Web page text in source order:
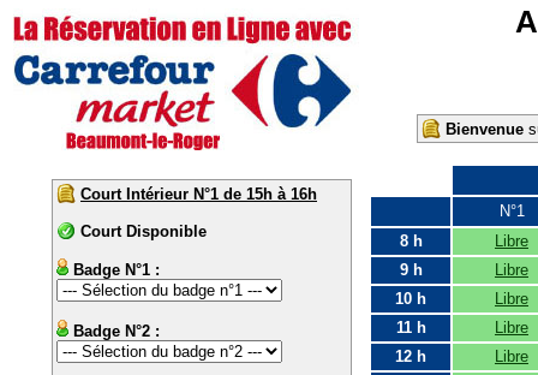
Bienvenue
Court Intérieur N°1 de 15h à 16h
Court Disponible
Badge N°1 :
Badge N°2 :
N°1
8 h
Libre
9 h
Libre
10 h
Libre
11 h
Libre
12 h
Libre